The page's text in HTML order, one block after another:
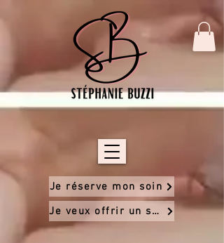
Je réserve mon soin
Je veux offrir un soin